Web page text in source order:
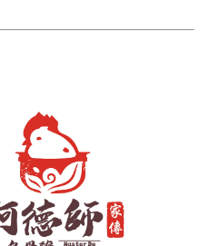
台東市
彰化縣